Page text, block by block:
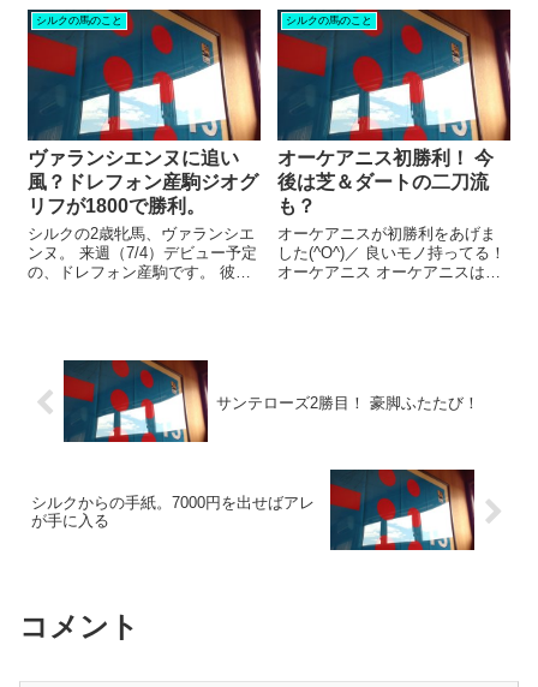
S。 メンバーが豪華なので、
「こりゃ、2歳ダート王決定戦だ
わ」 と勝手に思っていた私。 そ
んな中で、 「クレーキングは
横に広がっての叩き合い！ パン
トルナイーフが抜け出たところ
にロブチェンが襲いかかる！ 見
事にロブチェンが二冠制覇...
シルクの馬のこと
ヴァランシエンヌに追い
風？ドレフォン産駒ジオグ
リフが1800で勝利。
シルクの2歳牝馬、ヴァランシエ
ンヌ。 来週（7/4）デビュー予定
の、ドレフォン産駒です。 彼女
ューを検討」という嬉しい...
シルクの馬のこと
オーケアニス初勝利！ 今
後は芝＆ダートの二刀流
も？
オーケアニスが初勝利をあげま
した(^O^)／ 良いモノ持ってる！
オーケアニス オーケアニスは、
サンテローズ2勝目！ 豪脚ふたたび！
シルクからの手紙。7000円を出せばアレ
が手に入る
コメント